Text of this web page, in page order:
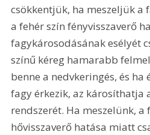
csökkentjük, ha meszeljük a
a fehér szín fényvisszaverő
fagykárosodásának esélyét
színű kéreg hamarabb
benne a nedvkeringés, és ha
fagy érkezik, az károsíthatja
rendszerét. Ha meszelünk, a
hővisszaverő hatása miatt